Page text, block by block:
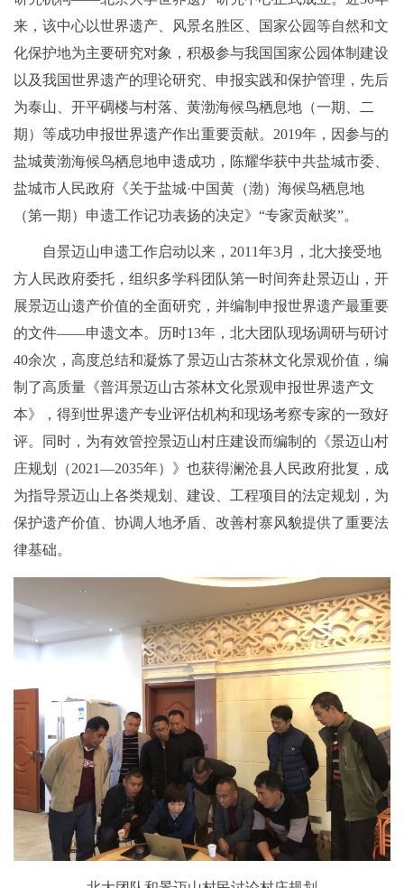
来，该中心以世界遗产、风景名胜区、国家公园等自然和文
化保护地为主要研究对象，积极参与我国国家公园体制建设
以及我国世界遗产的理论研究、申报实践和保护管理，先后
为泰山、开平碉楼与村落、黄渤海候鸟栖息地（一期、二
期）等成功申报世界遗产作出重要贡献。2019年，因参与的
盐城黄渤海候鸟栖息地申遗成功，陈耀华获中共盐城市委、
盐城市人民政府《关于盐城·中国黄（渤）海候鸟栖息地
（第一期）申遗工作记功表扬的决定》“专家贡献奖”。
自景迈山申遗工作启动以来，2011年3月，北大接受地
方人民政府委托，组织多学科团队第一时间奔赴景迈山，开
展景迈山遗产价值的全面研究，并编制申报世界遗产最重要
的文件——申遗文本。历时13年，北大团队现场调研与研讨
40余次，高度总结和凝炼了景迈山古茶林文化景观价值，编
制了高质量《普洱景迈山古茶林文化景观申报世界遗产文
本》，得到世界遗产专业评估机构和现场考察专家的一致好
评。同时，为有效管控景迈山村庄建设而编制的《景迈山村
庄规划（2021—2035年）》也获得澜沧县人民政府批复，成
为指导景迈山上各类规划、建设、工程项目的法定规划，为
保护遗产价值、协调人地矛盾、改善村寨风貌提供了重要法
律基础。